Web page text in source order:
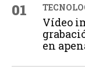
01
Vídeo
en